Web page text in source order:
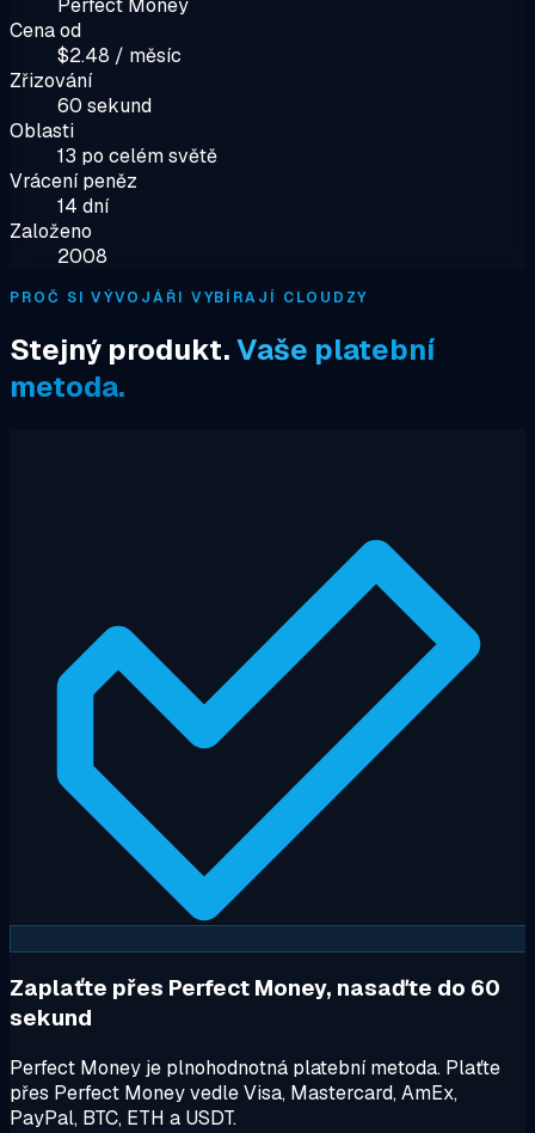
Perfect Money
Cena od
$2.48 / měsíc
Zřizování
60 sekund
Oblasti
13 po celém světě
Vrácení peněz
14 dní
Založeno
2008
PROČ SI VÝVOJÁŘI VYBÍRAJÍ CLOUDZY
Stejný produkt.Vaše platební
metoda.
Zaplaťte přes Perfect Money, nasaďte do 60
sekund
Perfect Money je plnohodnotná platební metoda. Plaťte
přes Perfect Money vedle Visa, Mastercard, AmEx,
PayPal, BTC, ETH a USDT.